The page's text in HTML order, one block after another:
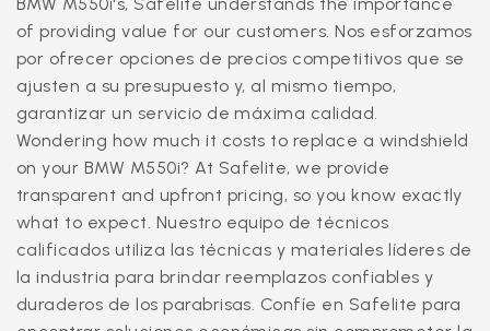
of providing value for our customers. Nos esforzamos
por ofrecer opciones de precios competitivos que se
ajusten a su presupuesto y, al mismo tiempo,
garantizar un servicio de máxima calidad.
Wondering how much it costs to replace a windshield
on your BMW M550i? At Safelite, we provide
transparent and upfront pricing, so you know exactly
what to expect. Nuestro equipo de técnicos
calificados utiliza las técnicas y materiales líderes de
la industria para brindar reemplazos confiables y
duraderos de los parabrisas. Confíe en Safelite para